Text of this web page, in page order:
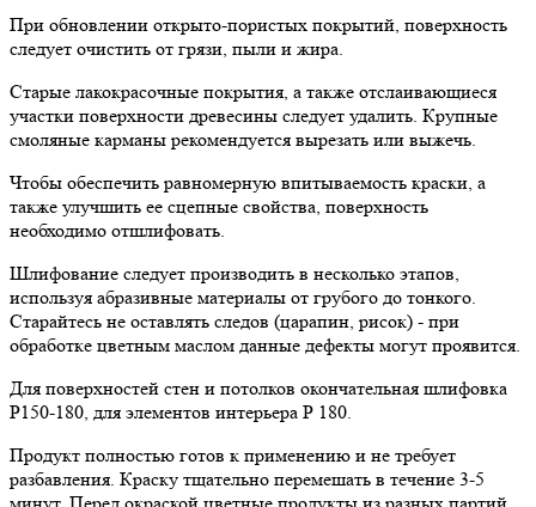
При обновлении открыто-пористых покрытий, поверхность
следует очистить от грязи, пыли и жира.
Старые лакокрасочные покрытия, а также отслаивающиеся
участки поверхности древесины следует удалить. Крупные
смоляные карманы рекомендуется вырезать или выжечь.
Чтобы обеспечить равномерную впитываемость краски, а
также улучшить ее сцепные свойства, поверхность
необходимо отшлифовать.
Шлифование следует производить в несколько этапов,
используя абразивные материалы от грубого до тонкого.
Старайтесь не оставлять следов (царапин, рисок) - при
обработке цветным маслом данные дефекты могут проявится.
Для поверхностей стен и потолков окончательная шлифовка
Р150-180, для элементов интерьера Р 180.
Продукт полностью готов к применению и не требует
разбавления. Краску тщательно перемешать в течение 3-5